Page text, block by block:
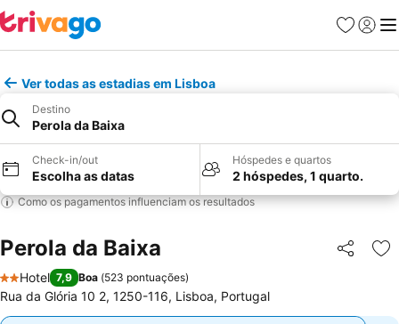
Favoritos
Iniciar
Ver todas as estadias em Lisboa
Destino
Perola da Baixa
Check-in/out
Escolha as datas
Hóspedes e quartos
2 hóspedes, 1 quarto.
Como os pagamentos influenciam os resultados
Perola da Baixa Partilhar
2 Estrelas
Hotel 7,9 Boa (523 pontuações)
Rua da Glória 10 2, 1250-116, Lisboa, Portugal